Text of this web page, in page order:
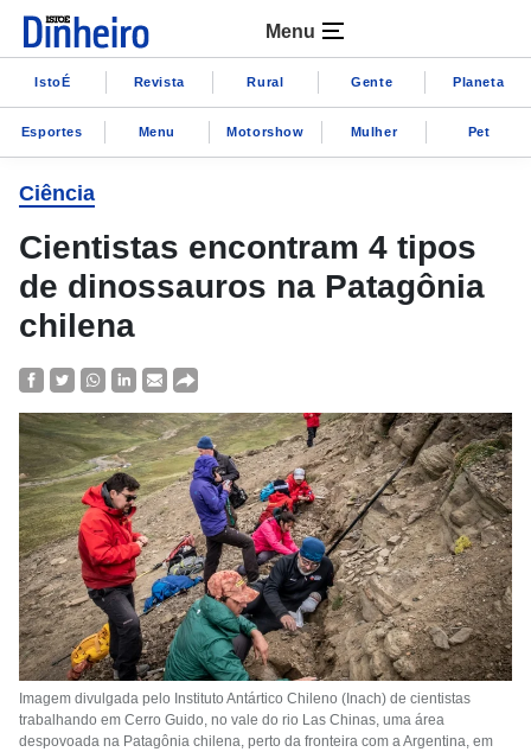
Menu
IstoÉ Revista Rural Gente Planeta
Esportes Menu Motorshow Mulher Pet
Ciência
Cientistas encontram 4 tipos
de dinossauros na Patagônia
chilena
Imagem divulgada pelo Instituto Antártico Chileno (Inach) de cientistas
trabalhando em Cerro Guido, no vale do rio Las Chinas, uma área
despovoada na Patagônia chilena, perto da fronteira com a Argentina, em